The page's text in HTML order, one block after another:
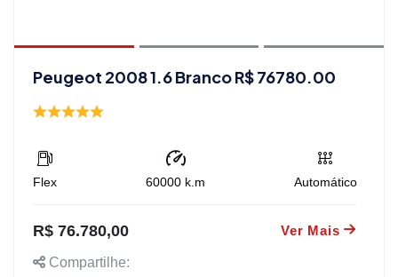
Peugeot 2008 1.6 Branco R$ 76780.00
Flex 60000 k.m Automático
R$ 76.780,00 Ver Mais
Compartilhe: